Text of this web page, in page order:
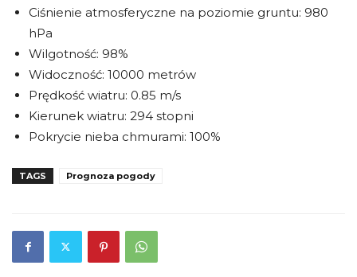
Ciśnienie atmosferyczne na poziomie gruntu: 980
hPa
Wilgotność: 98%
Widoczność: 10000 metrów
Prędkość wiatru: 0.85 m/s
Kierunek wiatru: 294 stopni
Pokrycie nieba chmurami: 100%
TAGS Prognoza pogody